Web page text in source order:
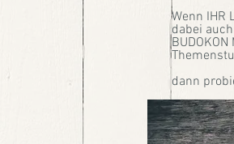
Wenn IHR
dabei
dann